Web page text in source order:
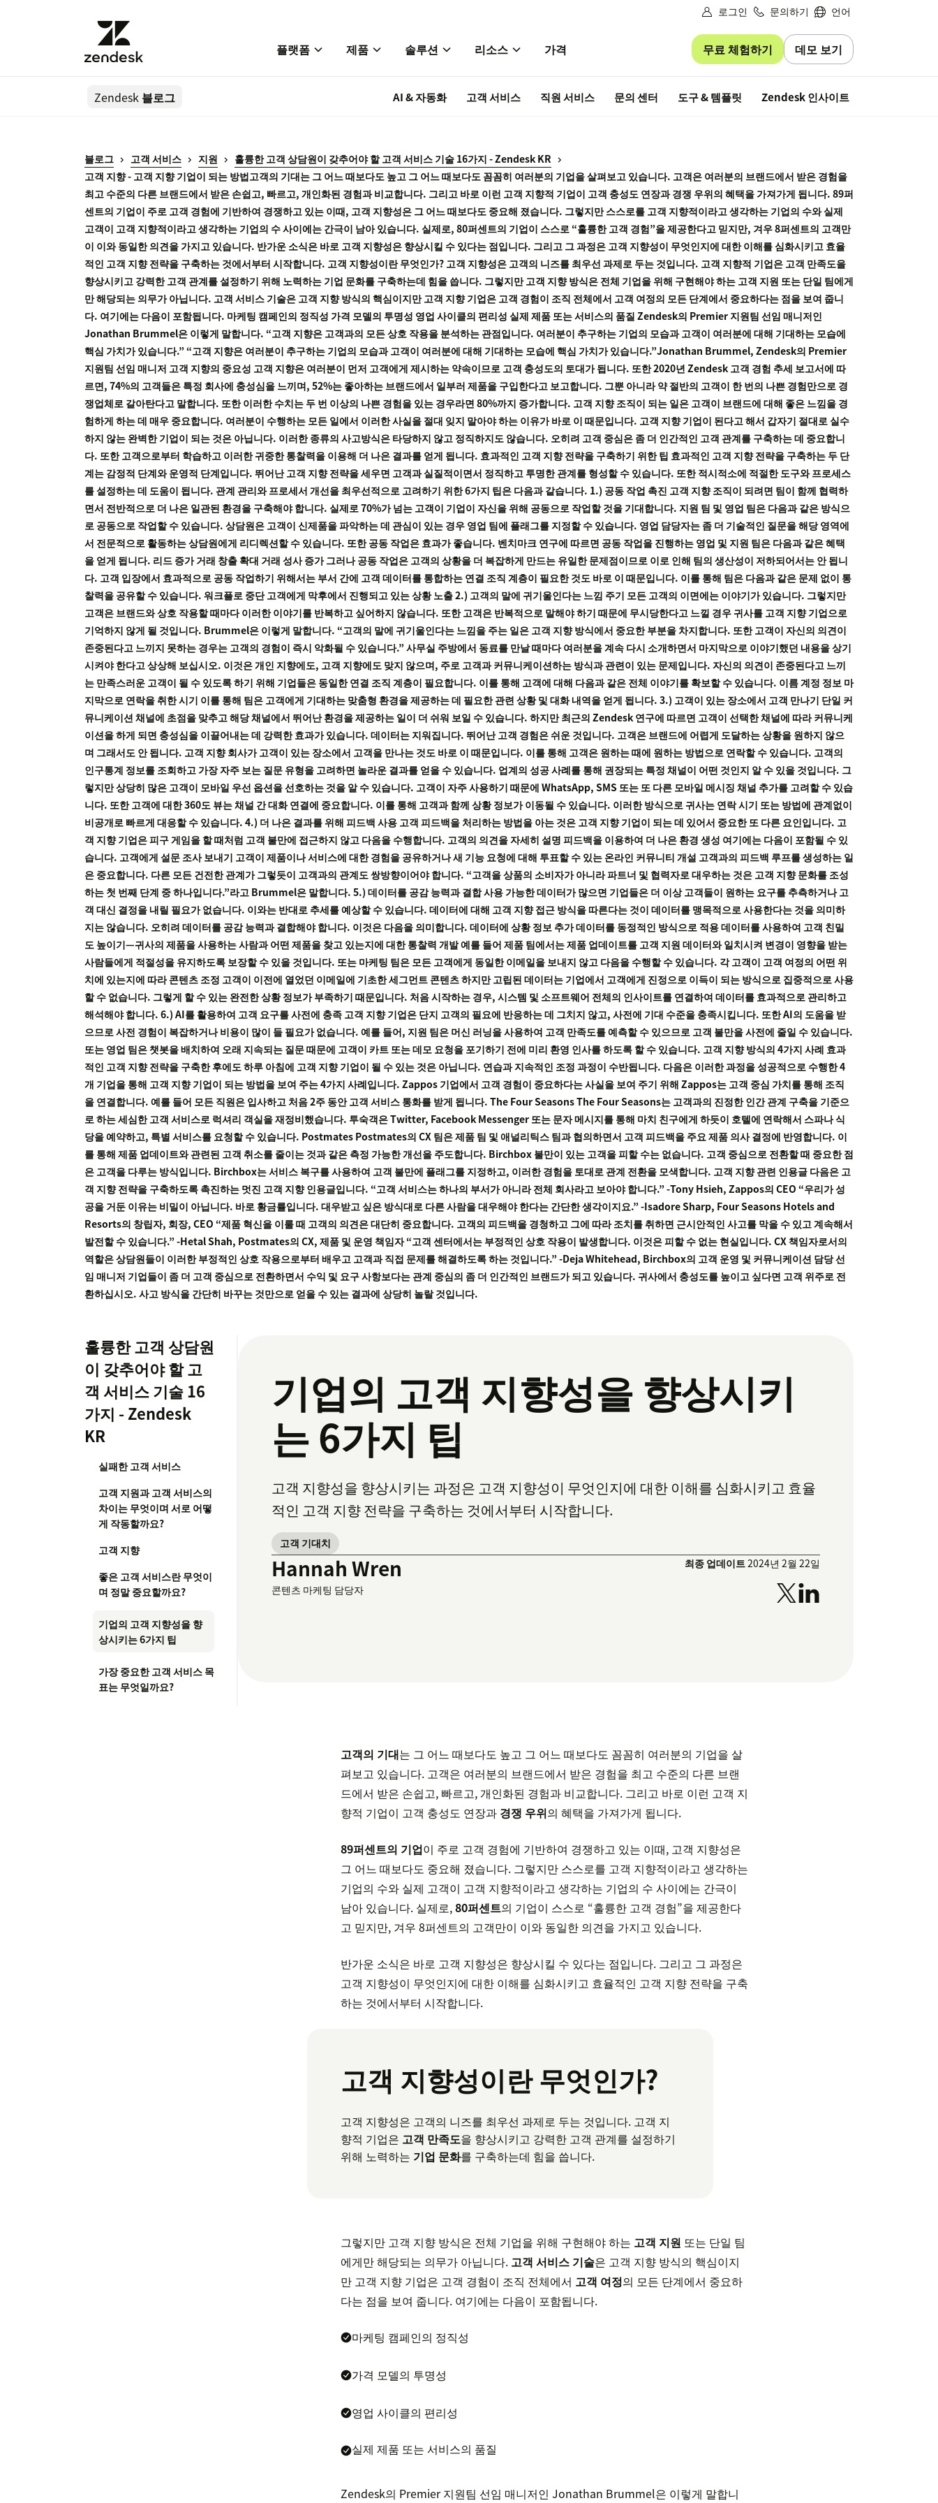
로그인 문의하기 언어
플랫폼 제품 솔루션 리소스 가격 무료 체험하기 데모 보기
Zendesk 블로그 AI & 자동화 고객 서비스 직원 서비스 문의 센터 도구 & 템플릿 Zendesk 인사이트
블로그 고객 서비스 지원
훌륭한 고객 상담원이 갖추어야 할 고객 서비스 기술 16가지 - Zendesk KR
고객 지향 - 고객 지향 기업이 되는 방법고객의 기대는 그 어느 때보다도 높고 그 어느 때보다도 꼼꼼히 여러분의 기업을 살펴보고 있습니다. 고객은 여러분의 브랜드에서 받은 경험을
최고 수준의 다른 브랜드에서 받은 손쉽고, 빠르고, 개인화된 경험과 비교합니다. 그리고 바로 이런 고객 지향적 기업이 고객 충성도 연장과 경쟁 우위의 혜택을 가져가게 됩니다. 89퍼
센트의 기업이 주로 고객 경험에 기반하여 경쟁하고 있는 이때, 고객 지향성은 그 어느 때보다도 중요해 졌습니다. 그렇지만 스스로를 고객 지향적이라고 생각하는 기업의 수와 실제
고객이 고객 지향적이라고 생각하는 기업의 수 사이에는 간극이 남아 있습니다. 실제로, 80퍼센트의 기업이 스스로 “훌륭한 고객 경험”을 제공한다고 믿지만, 겨우 8퍼센트의 고객만
이 이와 동일한 의견을 가지고 있습니다. 반가운 소식은 바로 고객 지향성은 향상시킬 수 있다는 점입니다. 그리고 그 과정은 고객 지향성이 무엇인지에 대한 이해를 심화시키고 효율
적인 고객 지향 전략을 구축하는 것에서부터 시작합니다. 고객 지향성이란 무엇인가? 고객 지향성은 고객의 니즈를 최우선 과제로 두는 것입니다. 고객 지향적 기업은 고객 만족도을
향상시키고 강력한 고객 관계를 설정하기 위해 노력하는 기업 문화를 구축하는데 힘을 씁니다. 그렇지만 고객 지향 방식은 전체 기업을 위해 구현해야 하는 고객 지원 또는 단일 팀에게
만 해당되는 의무가 아닙니다. 고객 서비스 기술은 고객 지향 방식의 핵심이지만 고객 지향 기업은 고객 경험이 조직 전체에서 고객 여정의 모든 단계에서 중요하다는 점을 보여 줍니
다. 여기에는 다음이 포함됩니다. 마케팅 캠페인의 정직성 가격 모델의 투명성 영업 사이클의 편리성 실제 제품 또는 서비스의 품질 Zendesk의 Premier 지원팀 선임 매니저인
Jonathan Brummel은 이렇게 말합니다. “고객 지향은 고객과의 모든 상호 작용을 분석하는 관점입니다. 여러분이 추구하는 기업의 모습과 고객이 여러분에 대해 기대하는 모습에
핵심 가치가 있습니다.” “고객 지향은 여러분이 추구하는 기업의 모습과 고객이 여러분에 대해 기대하는 모습에 핵심 가치가 있습니다.”Jonathan Brummel, Zendesk의 Premier
지원팀 선임 매니저 고객 지향의 중요성 고객 지향은 여러분이 먼저 고객에게 제시하는 약속이므로 고객 충성도의 토대가 됩니다. 또한 2020년 Zendesk 고객 경험 추세 보고서에 따
르면, 74%의 고객들은 특정 회사에 충성심을 느끼며, 52%는 좋아하는 브랜드에서 일부러 제품을 구입한다고 보고합니다. 그뿐 아니라 약 절반의 고객이 한 번의 나쁜 경험만으로 경
쟁업체로 갈아탄다고 말합니다. 또한 이러한 수치는 두 번 이상의 나쁜 경험을 있는 경우라면 80%까지 증가합니다. 고객 지향 조직이 되는 일은 고객이 브랜드에 대해 좋은 느낌을 경
험하게 하는 데 매우 중요합니다. 여러분이 수행하는 모든 일에서 이러한 사실을 절대 잊지 말아야 하는 이유가 바로 이 때문입니다. 고객 지향 기업이 된다고 해서 갑자기 절대로 실수
하지 않는 완벽한 기업이 되는 것은 아닙니다. 이러한 종류의 사고방식은 타당하지 않고 정직하지도 않습니다. 오히려 고객 중심은 좀 더 인간적인 고객 관계를 구축하는 데 중요합니
다. 또한 고객으로부터 학습하고 이러한 귀중한 통찰력을 이용해 더 나은 결과를 얻게 됩니다. 효과적인 고객 지향 전략을 구축하기 위한 팁 효과적인 고객 지향 전략을 구축하는 두 단
계는 감정적 단계와 운영적 단계입니다. 뛰어난 고객 지향 전략을 세우면 고객과 실질적이면서 정직하고 투명한 관계를 형성할 수 있습니다. 또한 적시적소에 적절한 도구와 프로세스
를 설정하는 데 도움이 됩니다. 관계 관리와 프로세서 개선을 최우선적으로 고려하기 위한 6가지 팁은 다음과 같습니다. 1.) 공동 작업 촉진 고객 지향 조직이 되려면 팀이 함께 협력하
면서 전반적으로 더 나은 일관된 환경을 구축해야 합니다. 실제로 70%가 넘는 고객이 기업이 자신을 위해 공동으로 작업할 것을 기대합니다. 지원 팀 및 영업 팀은 다음과 같은 방식으
로 공동으로 작업할 수 있습니다. 상담원은 고객이 신제품을 파악하는 데 관심이 있는 경우 영업 팀에 플래그를 지정할 수 있습니다. 영업 담당자는 좀 더 기술적인 질문을 해당 영역에
서 전문적으로 활동하는 상담원에게 리디렉션할 수 있습니다. 또한 공동 작업은 효과가 좋습니다. 벤치마크 연구에 따르면 공동 작업을 진행하는 영업 및 지원 팀은 다음과 같은 혜택
을 얻게 됩니다. 리드 증가 거래 창출 확대 거래 성사 증가 그러나 공동 작업은 고객의 상황을 더 복잡하게 만드는 유일한 문제점이므로 이로 인해 팀의 생산성이 저하되어서는 안 됩니
다. 고객 입장에서 효과적으로 공동 작업하기 위해서는 부서 간에 고객 데이터를 통합하는 연결 조직 계층이 필요한 것도 바로 이 때문입니다. 이를 통해 팀은 다음과 같은 문제 없이 통
찰력을 공유할 수 있습니다. 워크플로 중단 고객에게 막후에서 진행되고 있는 상황 노출 2.) 고객의 말에 귀기울인다는 느낌 주기 모든 고객의 이면에는 이야기가 있습니다. 그렇지만
고객은 브랜드와 상호 작용할 때마다 이러한 이야기를 반복하고 싶어하지 않습니다. 또한 고객은 반복적으로 말해야 하기 때문에 무시당한다고 느낄 경우 귀사를 고객 지향 기업으로
기억하지 않게 될 것입니다. Brummel은 이렇게 말합니다. “고객의 말에 귀기울인다는 느낌을 주는 일은 고객 지향 방식에서 중요한 부분을 차지합니다. 또한 고객이 자신의 의견이
존중된다고 느끼지 못하는 경우는 고객의 경험이 즉시 악화될 수 있습니다.” 사무실 주방에서 동료를 만날 때마다 여러분을 계속 다시 소개하면서 마지막으로 이야기했던 내용을 상기
시켜야 한다고 상상해 보십시오. 이것은 개인 지향에도, 고객 지향에도 맞지 않으며, 주로 고객과 커뮤니케이션하는 방식과 관련이 있는 문제입니다. 자신의 의견이 존중된다고 느끼
는 만족스러운 고객이 될 수 있도록 하기 위해 기업들은 동일한 연결 조직 계층이 필요합니다. 이를 통해 고객에 대해 다음과 같은 전체 이야기를 확보할 수 있습니다. 이름 계정 정보 마
지막으로 연락을 취한 시기 이를 통해 팀은 고객에게 기대하는 맞춤형 환경을 제공하는 데 필요한 관련 상황 및 대화 내역을 얻게 됩니다. 3.) 고객이 있는 장소에서 고객 만나기 단일 커
뮤니케이션 채널에 초점을 맞추고 해당 채널에서 뛰어난 환경을 제공하는 일이 더 쉬워 보일 수 있습니다. 하지만 최근의 Zendesk 연구에 따르면 고객이 선택한 채널에 따라 커뮤니케
이션을 하게 되면 충성심을 이끌어내는 데 강력한 효과가 있습니다. 데이터는 지워집니다. 뛰어난 고객 경험은 쉬운 것입니다. 고객은 브랜드에 어렵게 도달하는 상황을 원하지 않으
며 그래서도 안 됩니다. 고객 지향 회사가 고객이 있는 장소에서 고객을 만나는 것도 바로 이 때문입니다. 이를 통해 고객은 원하는 때에 원하는 방법으로 연락할 수 있습니다. 고객의
인구통계 정보를 조회하고 가장 자주 보는 질문 유형을 고려하면 놀라운 결과를 얻을 수 있습니다. 업계의 성공 사례를 통해 권장되는 특정 채널이 어떤 것인지 알 수 있을 것입니다. 그
렇지만 상당히 많은 고객이 모바일 우선 옵션을 선호하는 것을 알 수 있습니다. 고객이 자주 사용하기 때문에 WhatsApp, SMS 또는 또 다른 모바일 메시징 채널 추가를 고려할 수 있습
니다. 또한 고객에 대한 360도 뷰는 채널 간 대화 연결에 중요합니다. 이를 통해 고객과 함께 상황 정보가 이동될 수 있습니다. 이러한 방식으로 귀사는 연락 시기 또는 방법에 관계없이
비공개로 빠르게 대응할 수 있습니다. 4.) 더 나은 결과를 위해 피드백 사용 고객 피드백을 처리하는 방법을 아는 것은 고객 지향 기업이 되는 데 있어서 중요한 또 다른 요인입니다. 고
객 지향 기업은 피구 게임을 할 때처럼 고객 불만에 접근하지 않고 다음을 수행합니다. 고객의 의견을 자세히 설명 피드백을 이용하여 더 나은 환경 생성 여기에는 다음이 포함될 수 있
습니다. 고객에게 설문 조사 보내기 고객이 제품이나 서비스에 대한 경험을 공유하거나 새 기능 요청에 대해 투표할 수 있는 온라인 커뮤니티 개설 고객과의 피드백 루프를 생성하는 일
은 중요합니다. 다른 모든 건전한 관계가 그렇듯이 고객과의 관계도 쌍방향이어야 합니다. “고객을 상품의 소비자가 아니라 파트너 및 협력자로 대우하는 것은 고객 지향 문화를 조성
하는 첫 번째 단계 중 하나입니다.”라고 Brummel은 말합니다. 5.) 데이터를 공감 능력과 결합 사용 가능한 데이터가 많으면 기업들은 더 이상 고객들이 원하는 요구를 추측하거나 고
객 대신 결정을 내릴 필요가 없습니다. 이와는 반대로 추세를 예상할 수 있습니다. 데이터에 대해 고객 지향 접근 방식을 따른다는 것이 데이터를 맹목적으로 사용한다는 것을 의미하
지는 않습니다. 오히려 데이터를 공감 능력과 결합해야 합니다. 이것은 다음을 의미합니다. 데이터에 상황 정보 추가 데이터를 동정적인 방식으로 적용 데이터를 사용하여 고객 친밀
도 높이기—귀사의 제품을 사용하는 사람과 어떤 제품을 찾고 있는지에 대한 통찰력 개발 예를 들어 제품 팀에서는 제품 업데이트를 고객 지원 데이터와 일치시켜 변경이 영향을 받는
사람들에게 적절성을 유지하도록 보장할 수 있을 것입니다. 또는 마케팅 팀은 모든 고객에게 동일한 이메일을 보내지 않고 다음을 수행할 수 있습니다. 각 고객이 고객 여정의 어떤 위
치에 있는지에 따라 콘텐츠 조정 고객이 이전에 열었던 이메일에 기초한 세그먼트 콘텐츠 하지만 고립된 데이터는 기업에서 고객에게 진정으로 이득이 되는 방식으로 집중적으로 사용
할 수 없습니다. 그렇게 할 수 있는 완전한 상황 정보가 부족하기 때문입니다. 처음 시작하는 경우, 시스템 및 소프트웨어 전체의 인사이트를 연결하여 데이터를 효과적으로 관리하고
해석해야 합니다. 6.) AI를 활용하여 고객 요구를 사전에 충족 고객 지향 기업은 단지 고객의 필요에 반응하는 데 그치지 않고, 사전에 기대 수준을 충족시킵니다. 또한 AI의 도움을 받
으므로 사전 경험이 복잡하거나 비용이 많이 들 필요가 없습니다. 예를 들어, 지원 팀은 머신 러닝을 사용하여 고객 만족도를 예측할 수 있으므로 고객 불만을 사전에 줄일 수 있습니다.
또는 영업 팀은 챗봇을 배치하여 오래 지속되는 질문 때문에 고객이 카트 또는 데모 요청을 포기하기 전에 미리 환영 인사를 하도록 할 수 있습니다. 고객 지향 방식의 4가지 사례 효과
적인 고객 지향 전략을 구축한 후에도 하루 아침에 고객 지향 기업이 될 수 있는 것은 아닙니다. 연습과 지속적인 조정 과정이 수반됩니다. 다음은 이러한 과정을 성공적으로 수행한 4
개 기업을 통해 고객 지향 기업이 되는 방법을 보여 주는 4가지 사례입니다. Zappos 기업에서 고객 경험이 중요하다는 사실을 보여 주기 위해 Zappos는 고객 중심 가치를 통해 조직
을 연결합니다. 예를 들어 모든 직원은 입사하고 처음 2주 동안 고객 서비스 통화를 받게 됩니다. The Four Seasons The Four Seasons는 고객과의 진정한 인간 관계 구축을 기준으
로 하는 세심한 고객 서비스로 럭셔리 객실을 재정비했습니다. 투숙객은 Twitter, Facebook Messenger 또는 문자 메시지를 통해 마치 친구에게 하듯이 호텔에 연락해서 스파나 식
당을 예약하고, 특별 서비스를 요청할 수 있습니다. Postmates Postmates의 CX 팀은 제품 팀 및 애널리틱스 팀과 협의하면서 고객 피드백을 주요 제품 의사 결정에 반영합니다. 이
를 통해 제품 업데이트와 관련된 고객 취소를 줄이는 것과 같은 측정 가능한 개선을 주도합니다. Birchbox 불만이 있는 고객을 피할 수는 없습니다. 고객 중심으로 전환할 때 중요한 점
은 고객을 다루는 방식입니다. Birchbox는 서비스 복구를 사용하여 고객 불만에 플래그를 지정하고, 이러한 경험을 토대로 관계 전환을 모색합니다. 고객 지향 관련 인용글 다음은 고
객 지향 전략을 구축하도록 촉진하는 멋진 고객 지향 인용글입니다. “고객 서비스는 하나의 부서가 아니라 전체 회사라고 보아야 합니다.” -Tony Hsieh, Zappos의 CEO “우리가 성
공을 거둔 이유는 비밀이 아닙니다. 바로 황금률입니다. 대우받고 싶은 방식대로 다른 사람을 대우해야 한다는 간단한 생각이지요.” -Isadore Sharp, Four Seasons Hotels and
Resorts의 창립자, 회장, CEO “제품 혁신을 이룰 때 고객의 의견은 대단히 중요합니다. 고객의 피드백을 경청하고 그에 따라 조치를 취하면 근시안적인 사고를 막을 수 있고 계속해서
발전할 수 있습니다.” -Hetal Shah, Postmates의 CX, 제품 및 운영 책임자 “고객 센터에서는 부정적인 상호 작용이 발생합니다. 이것은 피할 수 없는 현실입니다. CX 책임자로서의
역할은 상담원들이 이러한 부정적인 상호 작용으로부터 배우고 고객과 직접 문제를 해결하도록 하는 것입니다.” -Deja Whitehead, Birchbox의 고객 운영 및 커뮤니케이션 담당 선
임 매니저 기업들이 좀 더 고객 중심으로 전환하면서 수익 및 요구 사항보다는 관계 중심의 좀 더 인간적인 브랜드가 되고 있습니다. 귀사에서 충성도를 높이고 싶다면 고객 위주로 전
환하십시오. 사고 방식을 간단히 바꾸는 것만으로 얻을 수 있는 결과에 상당히 놀랄 것입니다.
훌륭한 고객 상담원
이 갖추어야 할 고
객 서비스 기술 16
가지 - Zendesk
KR
실패한 고객 서비스
고객 지원과 고객 서비스의
차이는 무엇이며 서로 어떻
게 작동할까요?
고객 지향
좋은 고객 서비스란 무엇이
며 정말 중요할까요?
기업의 고객 지향성을 향
상시키는 6가지 팁
가장 중요한 고객 서비스 목
표는 무엇일까요?
기업의 고객 지향성을 향상시키
는 6가지 팁
고객 지향성을 향상시키는 과정은 고객 지향성이 무엇인지에 대한 이해를 심화시키고 효율
적인 고객 지향 전략을 구축하는 것에서부터 시작합니다.
고객 기대치
Hannah Wren
콘텐츠 마케팅 담당자
최종 업데이트2024년 2월 22일
고객의 기대는 그 어느 때보다도 높고 그 어느 때보다도 꼼꼼히 여러분의 기업을 살
펴보고 있습니다. 고객은 여러분의 브랜드에서 받은 경험을 최고 수준의 다른 브랜
드에서 받은 손쉽고, 빠르고, 개인화된 경험과 비교합니다. 그리고 바로 이런 고객 지
향적 기업이 고객 충성도 연장과 경쟁 우위의 혜택을 가져가게 됩니다.
89퍼센트의 기업이 주로 고객 경험에 기반하여 경쟁하고 있는 이때, 고객 지향성은
그 어느 때보다도 중요해 졌습니다. 그렇지만 스스로를 고객 지향적이라고 생각하는
기업의 수와 실제 고객이 고객 지향적이라고 생각하는 기업의 수 사이에는 간극이
남아 있습니다. 실제로,80퍼센트의 기업이 스스로 “훌륭한 고객 경험”을 제공한다
고 믿지만, 겨우 8퍼센트의 고객만이 이와 동일한 의견을 가지고 있습니다.
반가운 소식은 바로 고객 지향성은 향상시킬 수 있다는 점입니다. 그리고 그 과정은
고객 지향성이 무엇인지에 대한 이해를 심화시키고 효율적인 고객 지향 전략을 구축
하는 것에서부터 시작합니다.
고객 지향성이란 무엇인가?
고객 지향성은 고객의 니즈를 최우선 과제로 두는 것입니다. 고객 지
향적 기업은 고객 만족도을 향상시키고 강력한 고객 관계를 설정하기
위해 노력하는 기업 문화를 구축하는데 힘을 씁니다.
그렇지만 고객 지향 방식은 전체 기업을 위해 구현해야 하는 고객 지원 또는 단일 팀
에게만 해당되는 의무가 아닙니다. 고객 서비스 기술은 고객 지향 방식의 핵심이지
만 고객 지향 기업은 고객 경험이 조직 전체에서 고객 여정의 모든 단계에서 중요하
다는 점을 보여 줍니다. 여기에는 다음이 포함됩니다.
마케팅 캠페인의 정직성
가격 모델의 투명성
영업 사이클의 편리성
실제 제품 또는 서비스의 품질
Zendesk의 Premier 지원팀 선임 매니저인 Jonathan Brummel은 이렇게 말합니